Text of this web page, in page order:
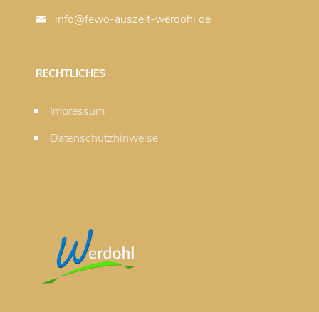
info@fewo-auszeit-werdohl.de
RECHTLICHES
Impressum
Datenschutzhinweise